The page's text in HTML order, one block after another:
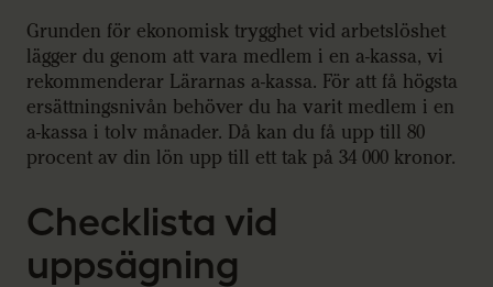
Grunden för ekonomisk trygghet vid arbetslöshet
lägger du genom att vara medlem i en a-kassa, vi
rekommenderar Lärarnas a-kassa. För att få högsta
ersättningsnivån behöver du ha varit medlem i en
a-kassa i tolv månader. Då kan du få upp till 80
procent av din lön upp till ett tak på 34 000 kronor.
Checklista vid
uppsägning